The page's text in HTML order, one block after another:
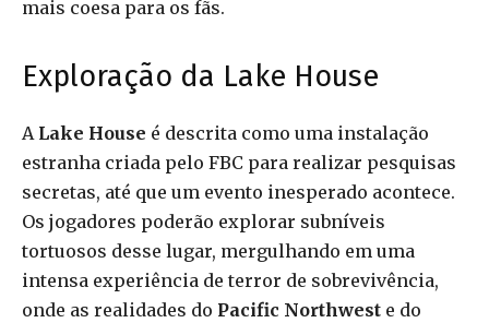
mais coesa para os fãs.
Exploração da Lake House
A Lake House é descrita como uma instalação
estranha criada pelo FBC para realizar pesquisas
secretas, até que um evento inesperado acontece.
Os jogadores poderão explorar subníveis
tortuosos desse lugar, mergulhando em uma
intensa experiência de terror de sobrevivência,
onde as realidades do Pacific Northwest e do